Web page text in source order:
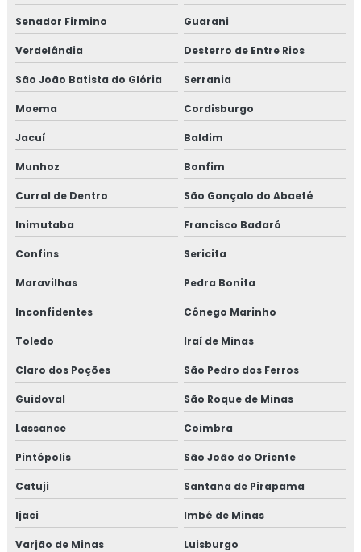
Senador Firmino Guarani
Verdelândia Desterro de Entre Rios
São João Batista do Glória Serrania
Moema Cordisburgo
Jacuí Baldim
Munhoz Bonfim
Curral de Dentro São Gonçalo do Abaeté
Inimutaba Francisco Badaró
Confins Sericita
Maravilhas Pedra Bonita
Inconfidentes Cônego Marinho
Toledo Iraí de Minas
Claro dos Poções São Pedro dos Ferros
Guidoval São Roque de Minas
Lassance Coimbra
Pintópolis São João do Oriente
Catuji Santana de Pirapama
Ijaci Imbé de Minas
Varjão de Minas Luisburgo